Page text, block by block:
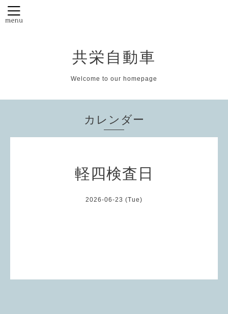
共栄自動車
Welcome to our homepage
カレンダー
軽四検査日
2026-06-23 (Tue)